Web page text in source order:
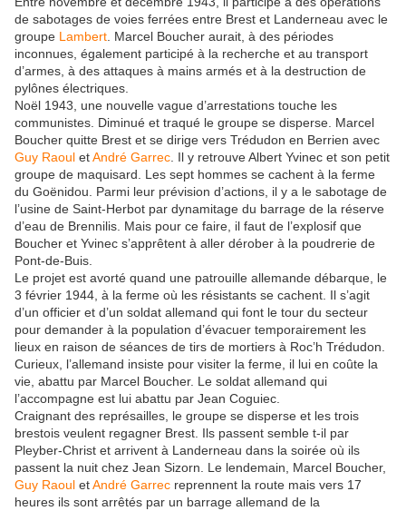
de sabotages de voies ferrées entre Brest et Landerneau avec le
groupe Lambert . Marcel Boucher aurait, à des périodes
inconnues, également participé à la recherche et au transport
d’armes, à des attaques à mains armés et à la destruction de
pylônes électriques.
Noël 1943, une nouvelle vague d’arrestations touche les
communistes. Diminué et traqué le groupe se disperse. Marcel
Boucher quitte Brest et se dirige vers Trédudon en Berrien avec
Guy Raoul etAndré Garrec . Il y retrouve Albert Yvinec et son petit
groupe de maquisard. Les sept hommes se cachent à la ferme
du Goënidou. Parmi leur prévision d’actions, il y a le sabotage de
l’usine de Saint-Herbot par dynamitage du barrage de la réserve
d’eau de Brennilis. Mais pour ce faire, il faut de l’explosif que
Boucher et Yvinec s’apprêtent à aller dérober à la poudrerie de
Pont-de-Buis.
Le projet est avorté quand une patrouille allemande débarque, le
3 février 1944, à la ferme où les résistants se cachent. Il s’agit
d’un officier et d’un soldat allemand qui font le tour du secteur
pour demander à la population d’évacuer temporairement les
lieux en raison de séances de tirs de mortiers à Roc’h Trédudon.
Curieux, l’allemand insiste pour visiter la ferme, il lui en coûte la
vie, abattu par Marcel Boucher. Le soldat allemand qui
l’accompagne est lui abattu par Jean Coguiec.
Craignant des représailles, le groupe se disperse et les trois
brestois veulent regagner Brest. Ils passent semble t-il par
Pleyber-Christ et arrivent à Landerneau dans la soirée où ils
passent la nuit chez Jean Sizorn. Le lendemain, Marcel Boucher,
Guy Raoul etAndré Garrec reprennent la route mais vers 17
heures ils sont arrêtés par un barrage allemand de la